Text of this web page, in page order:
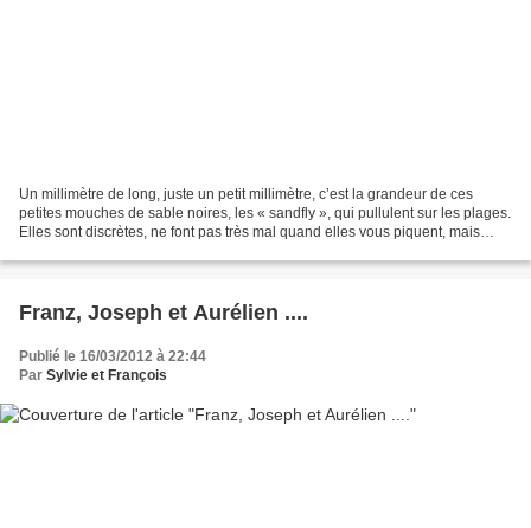
Un millimètre de long, juste un petit millimètre, c’est la grandeur de ces
petites mouches de sable noires, les « sandfly », qui pullulent sur les plages.
Elles sont discrètes, ne font pas très mal quand elles vous piquent, mais
Franz, Joseph et Aurélien ....
Publié le 16/03/2012 à 22:44
Par Sylvie et François